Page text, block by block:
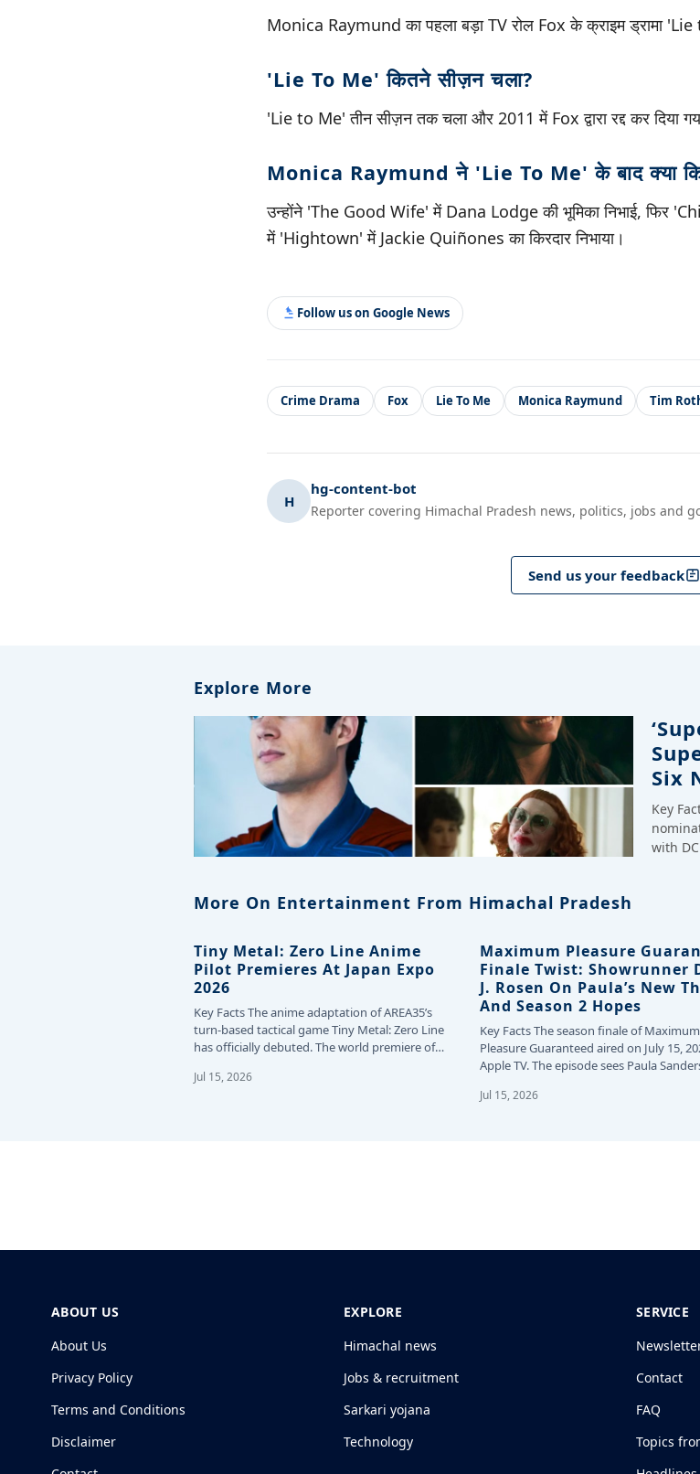
Monica Raymund का पहला बड़ा TV रोल Fox के क्राइम ड्रामा
'Lie To Me' कितने सीज़न चला?
'Lie to Me' तीन सीज़न तक चला और 2011 में Fox द्वारा रद्द कर दिया
Monica Raymund ने 'Lie To Me' के बाद क्या
उन्होंने 'The Good Wife' में Dana Lodge की भूमिका निभाई, फिर
में 'Hightown' में Jackie Quiñones का किरदार निभाया।
Follow us on Google News
Crime Drama Fox Lie To Me Monica Raymund Tim
H
hg-content-bot
Reporter covering Himachal Pradesh news, politics, jobs and
Send us your feedback
Explore More
Six
Key
with
More On Entertainment From Himachal Pradesh
Tiny Metal: Zero Line Anime
Pilot Premieres At Japan Expo
2026
Key Facts The anime adaptation of AREA35’s
turn-based tactical game Tiny Metal: Zero Line
has officially debuted. The world premiere of
Jul 15, 2026
Maximum Pleasure
Finale Twist: Showrunner
J. Rosen On Paula’s New
And Season 2 Hopes
Key Facts The season finale of Maximum
Pleasure Guaranteed aired on July 15,
Apple TV. The episode sees Paula
Jul 15, 2026
ABOUT US
About Us
Privacy Policy
Terms and Conditions
Disclaimer
EXPLORE
Himachal news
Jobs & recruitment
Sarkari yojana
Technology
SERVICE
Contact
FAQ
Topics